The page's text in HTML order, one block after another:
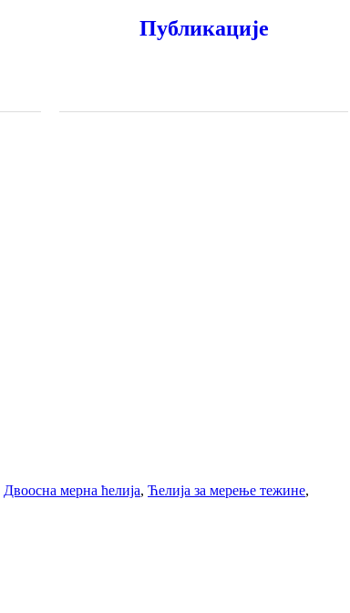
Публикације
Двоосна мерна ћелија, Ћелија за мерење тежине,